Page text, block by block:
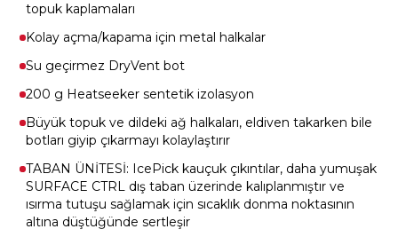
topuk kaplamaları
Kolay açma/kapama için metal halkalar
Su geçirmez DryVent bot
200 g Heatseeker sentetik izolasyon
Büyük topuk ve dildeki ağ halkaları, eldiven takarken bile
botları giyip çıkarmayı kolaylaştırır
TABAN ÜNİTESİ: IcePick kauçuk çıkıntılar, daha yumuşak
SURFACE CTRL dış taban üzerinde kalıplanmıştır ve
ısırma tutuşu sağlamak için sıcaklık donma noktasının
altına düştüğünde sertleşir